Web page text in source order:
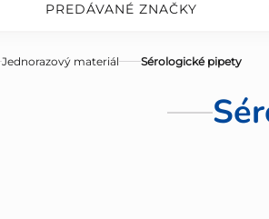
PREDÁVANÉ ZNAČKY
Jednorazový materiál Sérologické pipety